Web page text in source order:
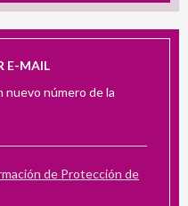
E-MAIL
nuevo número de la
de Protección de